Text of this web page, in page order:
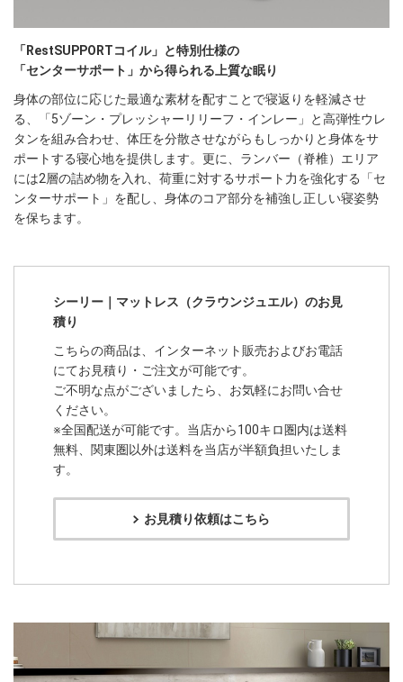
「RestSUPPORTコイル」と特別仕様の
「センターサポート」から得られる上質な眠り
身体の部位に応じた最適な素材を配すことで寝返りを軽減させ
る、「5ゾーン・プレッシャーリリーフ・インレー」と高弾性ウレ
タンを組み合わせ、体圧を分散させながらもしっかりと身体をサ
ポートする寝心地を提供します。更に、ランバー（脊椎）エリア
には2層の詰め物を入れ、荷重に対するサポート力を強化する「セ
ンターサポート」を配し、身体のコア部分を補強し正しい寝姿勢
を保ちます。
シーリー｜マットレス（クラウンジュエル）のお見
積り
こちらの商品は、インターネット販売およびお電話
にてお見積り・ご注文が可能です。
ご不明な点がございましたら、お気軽にお問い合せ
ください。
※全国配送が可能です。当店から100キロ圏内は送料
無料、関東圏以外は送料を当店が半額負担いたしま
す。
お見積り依頼はこちら